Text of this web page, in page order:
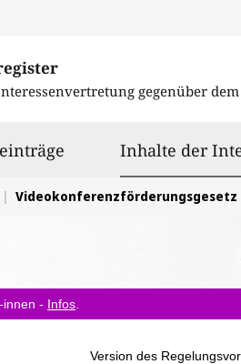
gegenüber dem
Inhalte der
Videokonferenzförderungsgesetz
innen - Infos
Version des